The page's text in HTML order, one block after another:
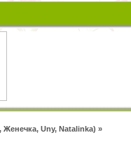
,Женечка,Uny,Natalinka) »